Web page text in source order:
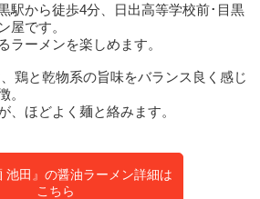
駅から徒歩4分、日出高等学校前･目黒
屋です。
ラーメンを楽しめます。
鶏と乾物系の旨味をバランス良く感じ
。
、ほどよく麺と絡みます。
池田』の醤油ラーメン詳細は
こちら